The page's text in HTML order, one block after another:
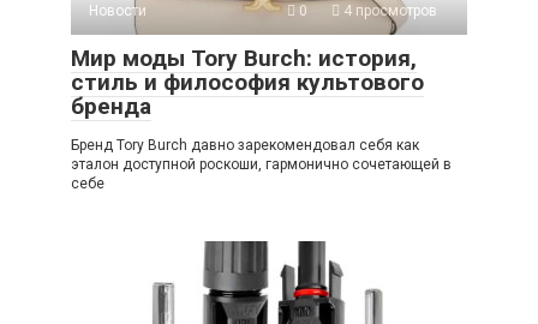
Новости 0 4 просмотров
Мир моды Tory Burch: история,
стиль и философия культового
бренда
Бренд Tory Burch давно зарекомендовал себя как
эталон доступной роскоши, гармонично сочетающей в
себе